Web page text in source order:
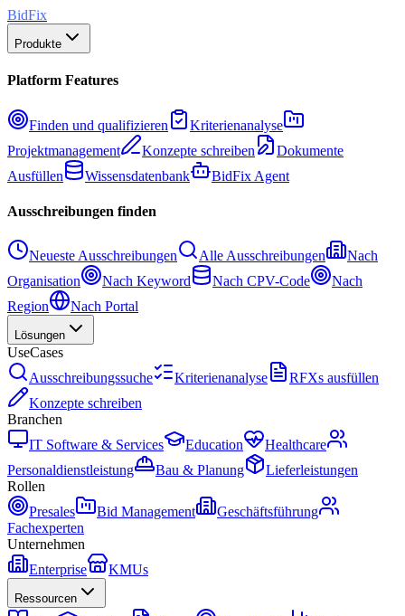
BidFix
Produkte
Platform Features
Finden und qualifizieren
Kriterienanalyse
Projektmanagement
Konzepte schreiben
Dokumente
Ausfüllen
Wissensdatenbank BidFix Agent
Ausschreibungen finden
Neueste Ausschreibungen Alle Ausschreibungen
Nach
Organisation
Nach Keyword Nach CPV-Code
Nach
Region
Nach Portal
Lösungen
UseCases
Ausschreibungssuche
Kriterienanalyse
RFXs ausfüllen
Konzepte schreiben
Branchen
IT Software & Services
Education
Healthcare
Personaldienstleistung
Bau & Planung
Lieferleistungen
Rollen
Presales
Bid Management
Geschäftsführung
Fachexperten
Unternehmen
Enterprise
KMUs
Ressourcen